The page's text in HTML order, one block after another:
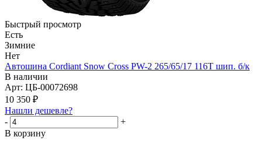
Быстрый просмотр
Есть
Зимние
Нет
Автошина Cordiant Snow Cross PW-2 265/65/17 116Т шип. б/к
В наличии
Арт: ЦБ-00072698
10 350 ₽
Нашли дешевле?
-
+
В корзину